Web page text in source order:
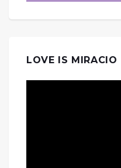
LOVE IS MIRACIO